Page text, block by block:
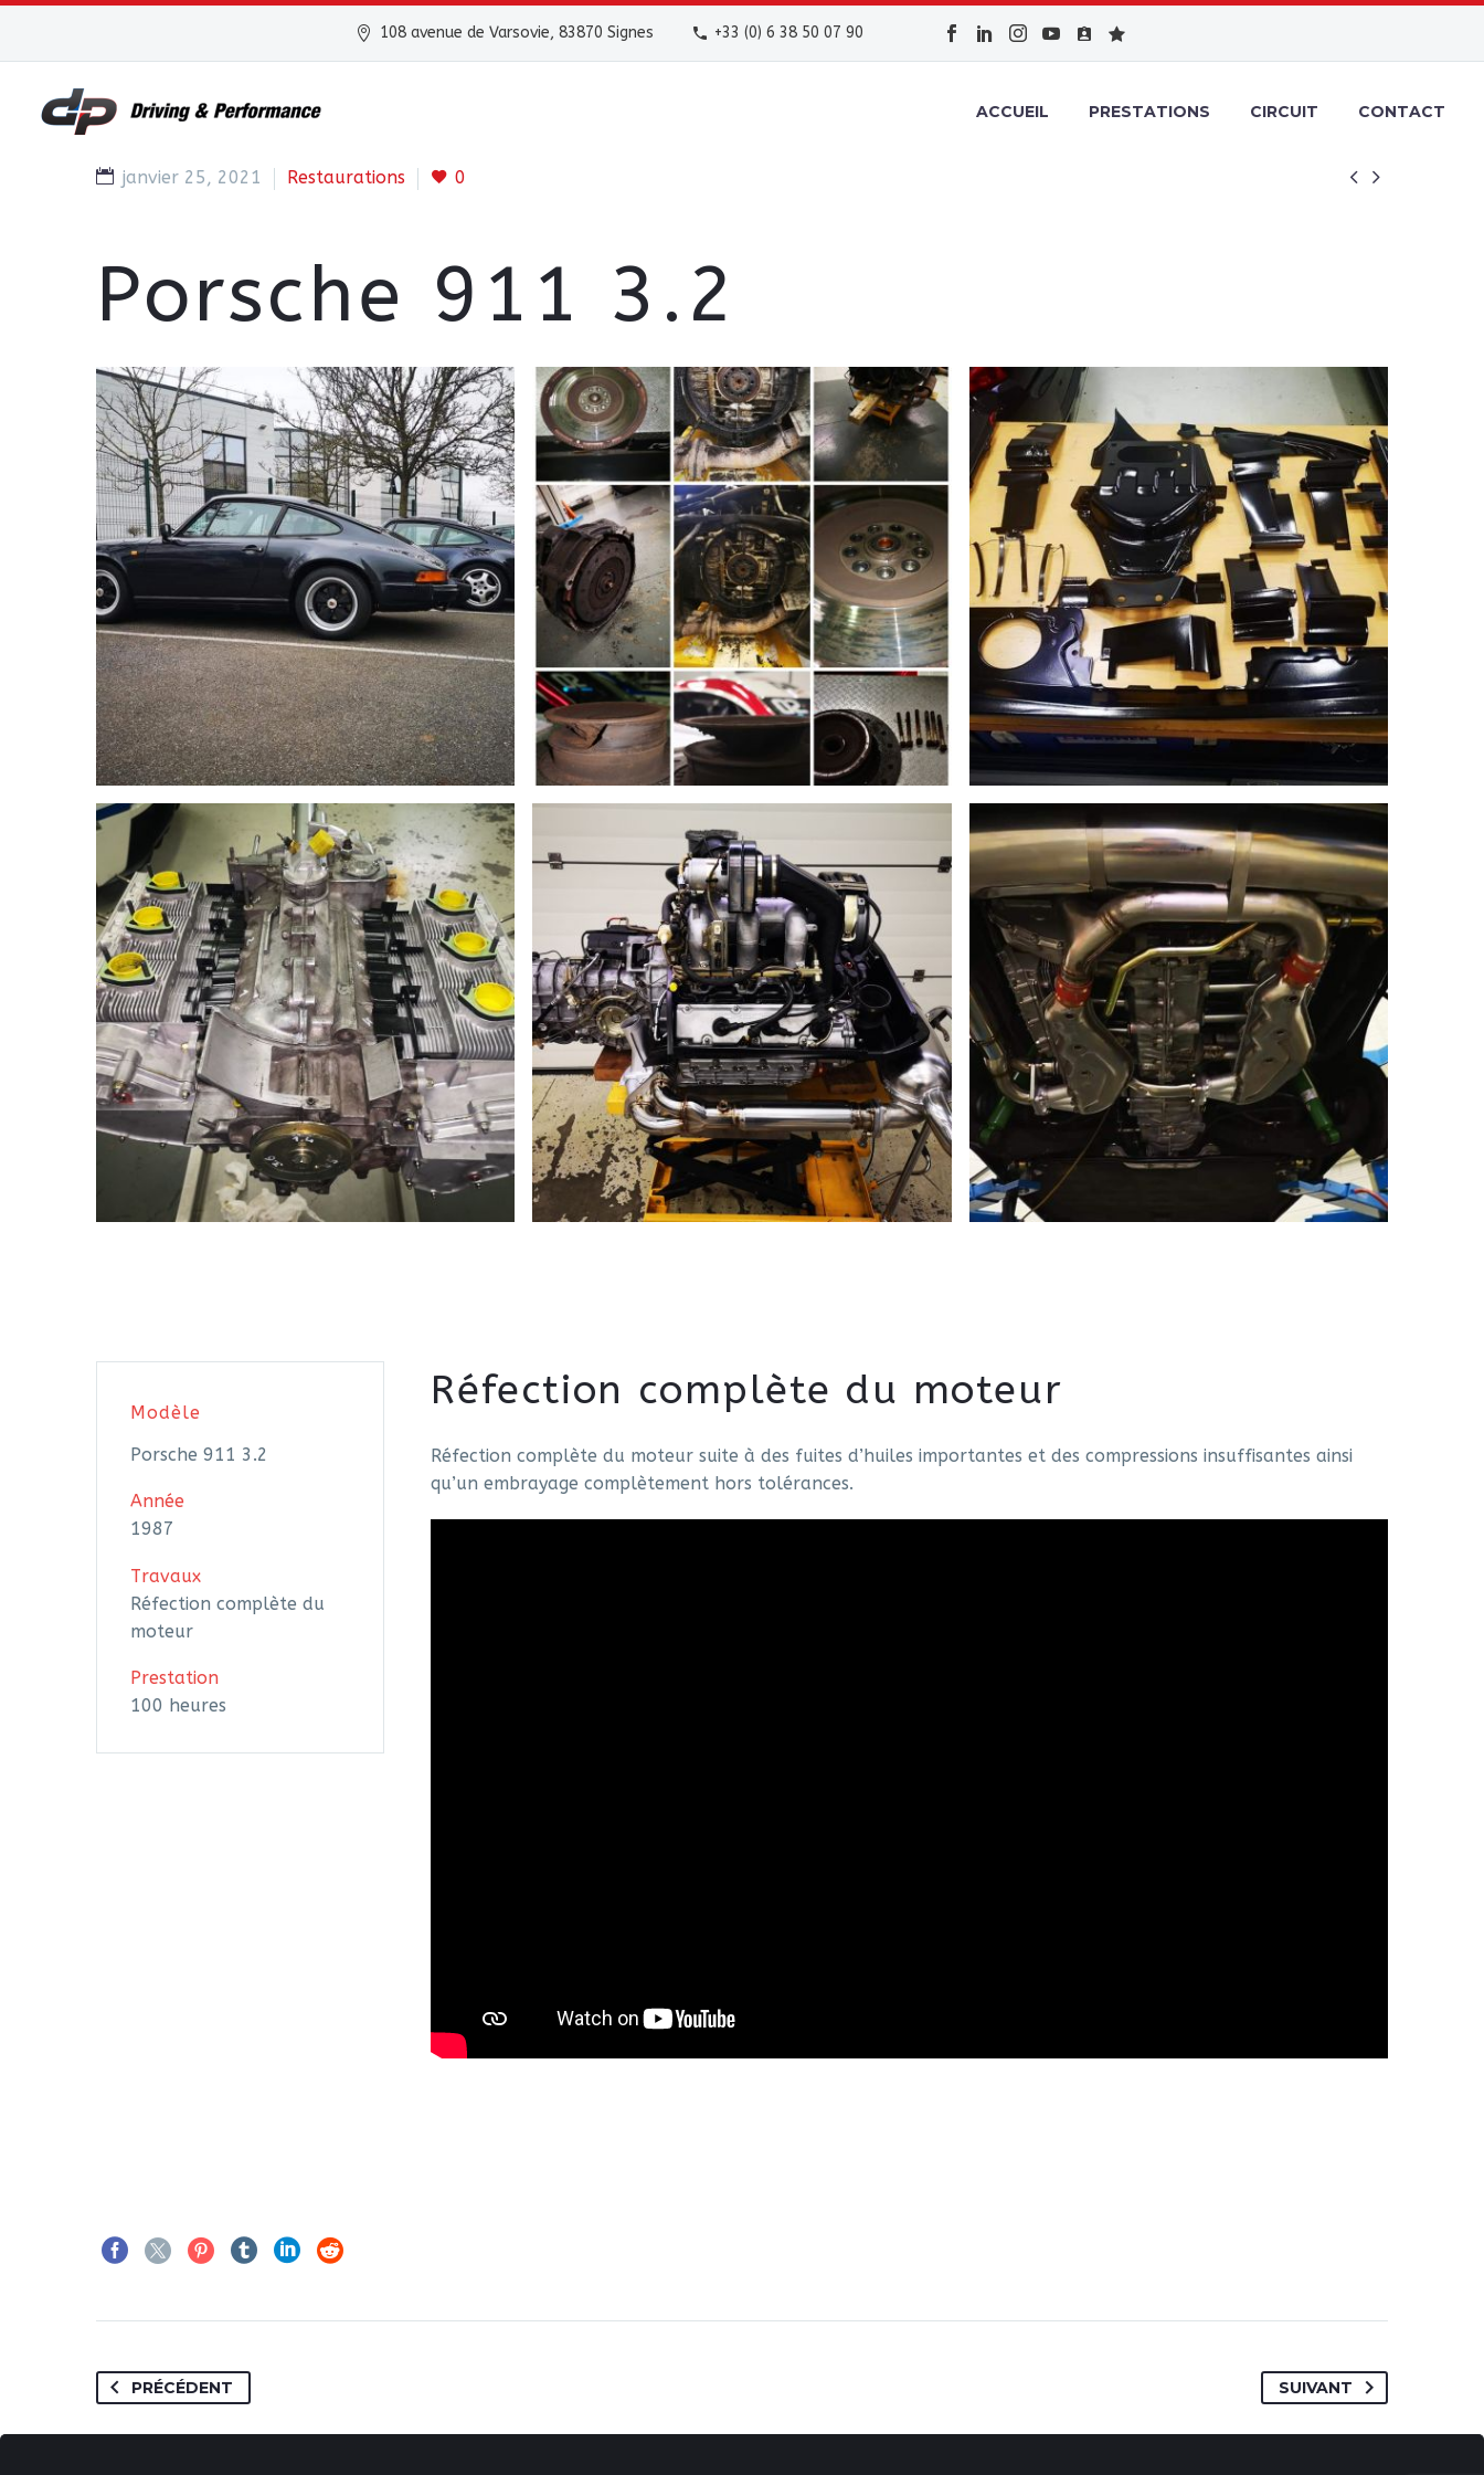
108 avenue de Varsovie, 83870 Signes +33 (0) 6 38 50 07 90
ACCUEIL PRESTATIONS CIRCUIT CONTACT
 
janvier 25, 2021 Restaurations 0
Porsche 911 3.2
Modèle
Porsche 911 3.2
Année
1987
Travaux
Réfection complète du
moteur
Prestation
100 heures
Réfection complète du moteur
Réfection complète du moteur suite à des fuites d’huiles importantes et des compressions insuffisantes ainsi
qu’un embrayage complètement hors tolérances.
PRÉCÉDENT SUIVANT